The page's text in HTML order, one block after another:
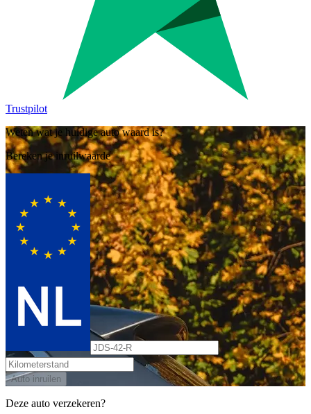
Trustpilot
Weten wat je huidige auto waard is?
Bereken je inruilwaarde
Auto inruilen
Deze auto verzekeren?